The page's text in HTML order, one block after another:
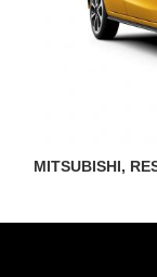
MITSUBISHI,